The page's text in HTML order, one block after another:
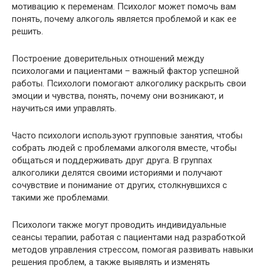
мотивацию к переменам. Психолог может помочь вам
понять, почему алкоголь является проблемой и как ее
решить.
Построение доверительных отношений между
психологами и пациентами – важный фактор успешной
работы. Психологи помогают алкоголику раскрыть свои
эмоции и чувства, понять, почему они возникают, и
научиться ими управлять.
Часто психологи используют групповые занятия, чтобы
собрать людей с проблемами алкоголя вместе, чтобы
общаться и поддерживать друг друга. В группах
алкоголики делятся своими историями и получают
сочувствие и понимание от других, столкнувшихся с
такими же проблемами.
Психологи также могут проводить индивидуальные
сеансы терапии, работая с пациентами над разработкой
методов управления стрессом, помогая развивать навыки
решения проблем, а также выявлять и изменять